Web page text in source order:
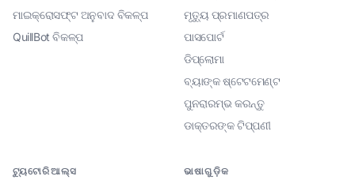
ମାଇକ୍ରୋସଫ୍ଟ ଅନୁବାଦ ବିକଳ୍ପ
QuillBot ବିକଳ୍ପ
ମୃତ୍ୟୁ ପ୍ରମାଣପତ୍ର
ପାସପୋର୍ଟ
ଡିପ୍ଲୋମା
ବ୍ୟାଙ୍କ ଷ୍ଟେଟମେଣ୍ଟ
ପୁନରାରମ୍ଭ କରନ୍ତୁ
ଡାକ୍ତରଙ୍କ ଟିପ୍ପଣୀ
ଟ୍ୟୁଟୋରିଆଲ୍ସ ଭାଷାଗୁଡ଼ିକ